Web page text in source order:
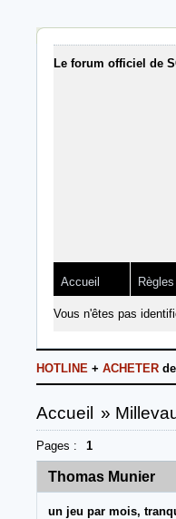
Le forum officiel de
Accueil Règles
Vous n'êtes pas
HOTLINE + ACHETER
Accueil »
Pages : 1
Thomas Munier
un jeu par mois,